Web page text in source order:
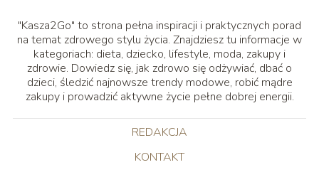
"Kasza2Go" to strona pełna inspiracji i praktycznych porad
na temat zdrowego stylu życia. Znajdziesz tu informacje w
kategoriach: dieta, dziecko, lifestyle, moda, zakupy i
zdrowie. Dowiedz się, jak zdrowo się odżywiać, dbać o
dzieci, śledzić najnowsze trendy modowe, robić mądre
zakupy i prowadzić aktywne życie pełne dobrej energii.
REDAKCJA
KONTAKT